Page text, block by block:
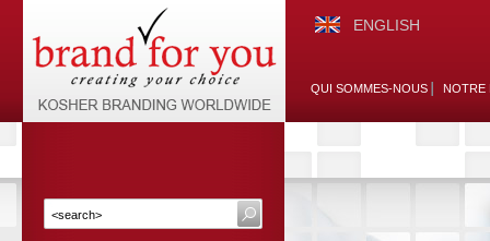
ENGLISH
QUI SOMMES-NOUS NOTRE